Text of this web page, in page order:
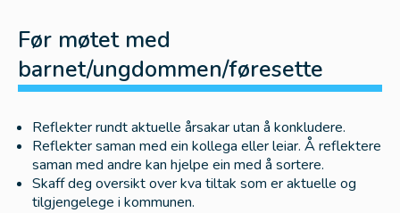
Før møtet med
barnet/ungdommen/føresette
Reflekter rundt aktuelle årsakar utan å konkludere.
Reflekter saman med ein kollega eller leiar. Å reflektere
saman med andre kan hjelpe ein med å sortere.
Skaff deg oversikt over kva tiltak som er aktuelle og
tilgjengelege i kommunen.
Møte- og referatmalar
Mal for stafettloggmøter Lærdal kommune
Mal for møtereferat – utanfor stafettlogg
Teikn og symptom på dårleg trivsel
Teikn og symptom på dårleg trivsel – barn og unge